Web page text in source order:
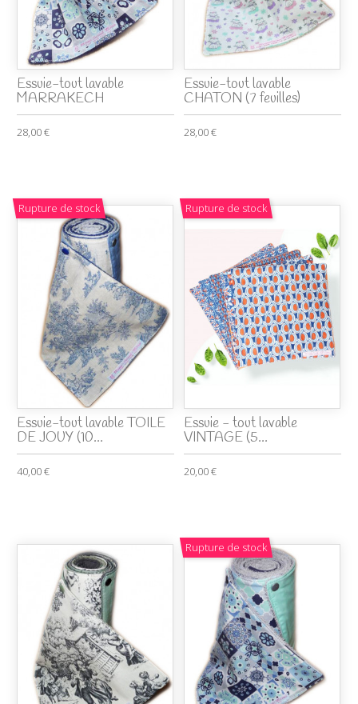
Essuie-tout lavable
MARRAKECH
28,00 €
Essuie-tout lavable
CHATON (7 feuilles)
28,00 €
Rupture de stock
Essuie-tout lavable TOILE
DE JOUY (10...
40,00 €
Rupture de stock
Essuie - tout lavable
VINTAGE (5...
20,00 €
Rupture de stock